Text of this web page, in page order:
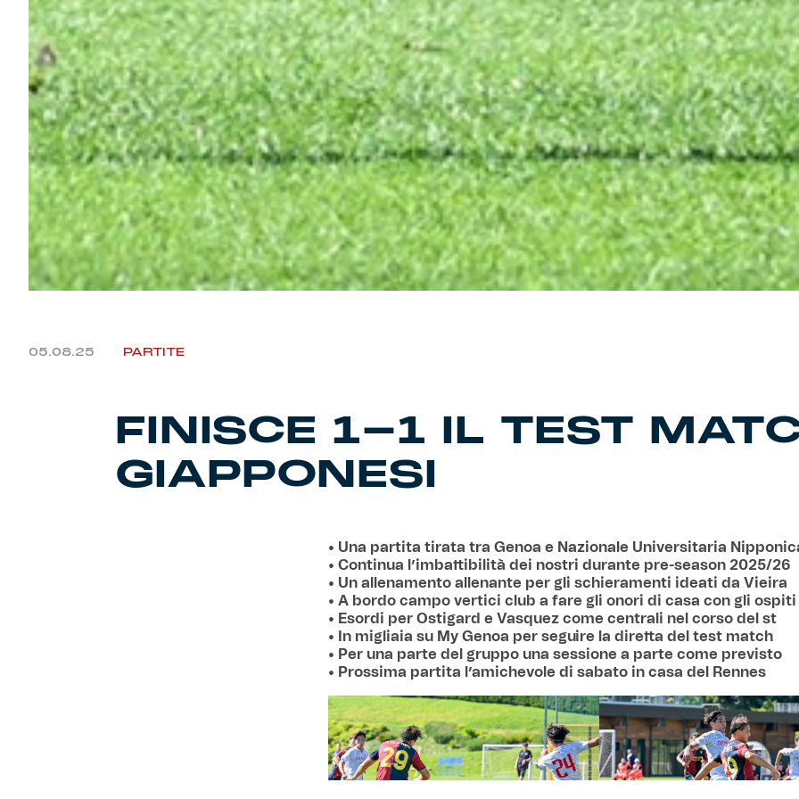
05.08.25 PARTITE
FINISCE 1-1 IL TEST
GIAPPONESI
• Una partita tirata tra Genoa e Nazionale Universitaria
• Continua l’imbattibilità dei nostri durante pre-season 2025/26
• Un allenamento allenante per gli schieramenti ideati da Vieira
• A bordo campo vertici club a fare gli onori di casa con gli ospiti
• Esordi per Ostigard e Vasquez come centrali nel corso del st
• In migliaia su My Genoa per seguire la diretta del test match
• Per una parte del gruppo una sessione a parte come previsto
• Prossima partita l’amichevole di sabato in casa del Rennes